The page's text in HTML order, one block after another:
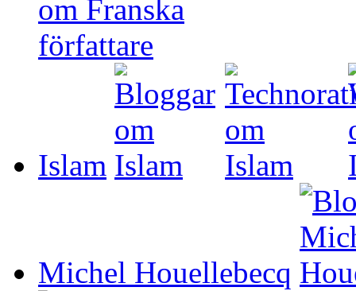
Islam
Michel Houellebecq